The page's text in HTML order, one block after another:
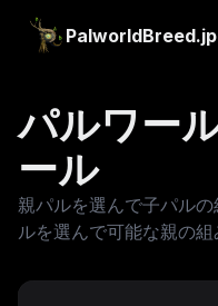
PalworldBreed.jp
パルワー
ール
親パルを選んで子パル
ルを選んで可能な親の組